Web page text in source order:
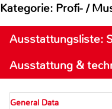
Kategorie: Profi- /
Ausstattungsliste:
Ausstattung &
General Data